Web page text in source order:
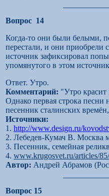
Вопрос 14
Когда-то они были белыми,
перестали, и они приобрели
источник зафиксировал
упомянутого в этом
Ответ. Утро.
Комментарий: "Утро
Однако первая строка песни
песенник сталинских
Источники:
1. http://www.design.ru/
2. Лебедев-Кумач В. Москва
3. Песенник, семейная
4. www.krugosvet.ru/articles/
Автор: Андрей Абрамов
Вопрос 15